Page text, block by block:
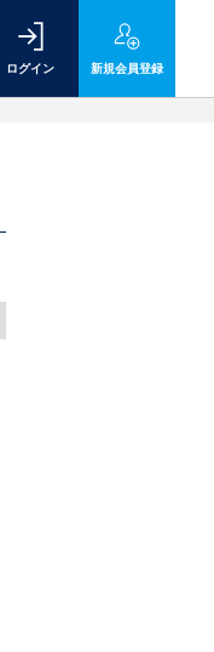
ログイン 新規会員登録